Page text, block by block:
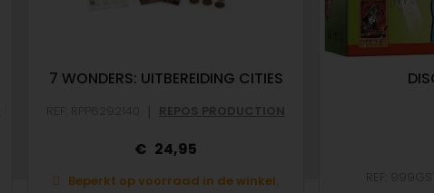
7 WONDERS: UITBEREIDING CITIES
REF: RPP6292140 | REPOS PRODUCTION
24,95
Beperkt op voorraad in de winkel. REF: